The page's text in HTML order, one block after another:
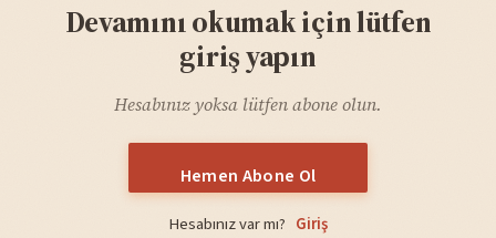
Devamını okumak için lütfen
giriş yapın
Hesabınız yoksa lütfen abone olun.
Hemen Abone Ol
Hesabınız var mı? Giriş